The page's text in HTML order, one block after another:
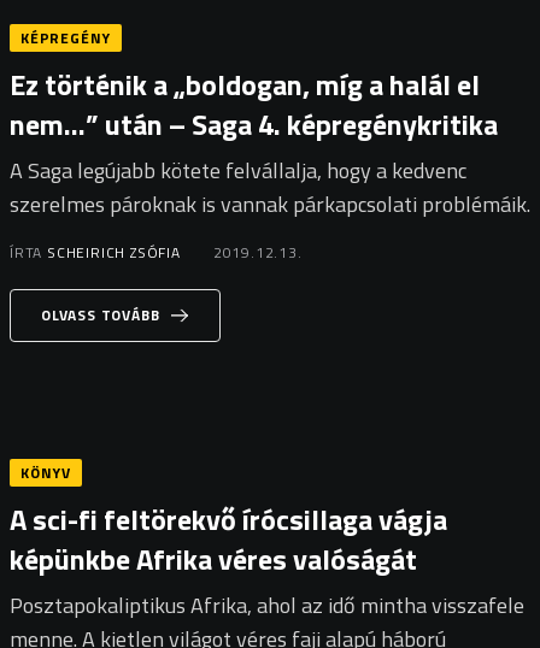
KÉPREGÉNY
Ez történik a „boldogan, míg a halál el
nem…” után – Saga 4. képregénykritika
A Saga legújabb kötete felvállalja, hogy a kedvenc
szerelmes pároknak is vannak párkapcsolati problémáik.
ÍRTA SCHEIRICH ZSÓFIA 2019.12.13.
OLVASS TOVÁBB
KÖNYV
A sci-fi feltörekvő írócsillaga vágja
képünkbe Afrika véres valóságát
Posztapokaliptikus Afrika, ahol az idő mintha visszafele
menne. A kietlen világot véres faji alapú háború